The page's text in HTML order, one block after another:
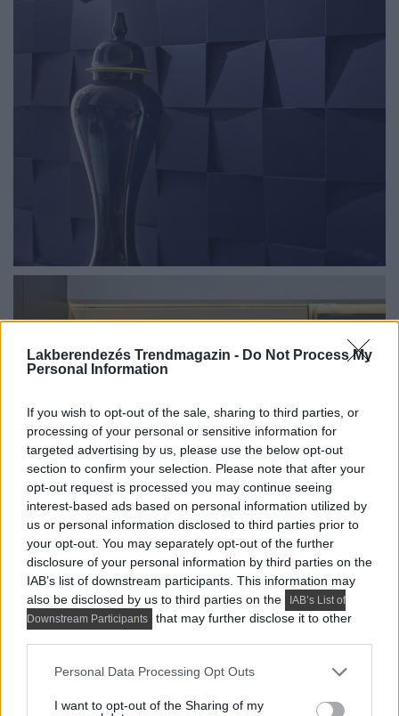
Lakberendezés Trendmagazin - Do Not Process My
Personal Information
If you wish to opt-out of the sale, sharing to third parties, or
processing of your personal or sensitive information for
targeted advertising by us, please use the below opt-out
section to confirm your selection. Please note that after your
opt-out request is processed you may continue seeing
interest-based ads based on personal information utilized by
us or personal information disclosed to third parties prior to
your opt-out. You may separately opt-out of the further
disclosure of your personal information by third parties on the
IAB’s list of downstream participants. This information may
also be disclosed by us to third parties on the
IAB’s List of
Downstream Participants
that may further disclose it to other
Please note that this website/app uses one or more Google
not limited to your visit or usage behaviour. You may click to
Personal Data Processing Opt Outs
I want to opt-out of the Sharing of my